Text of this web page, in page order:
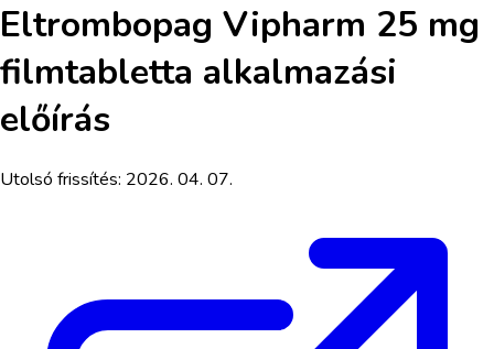
Eltrombopag Vipharm 25 mg
filmtabletta alkalmazási
előírás
Utolsó frissítés: 2026. 04. 07.